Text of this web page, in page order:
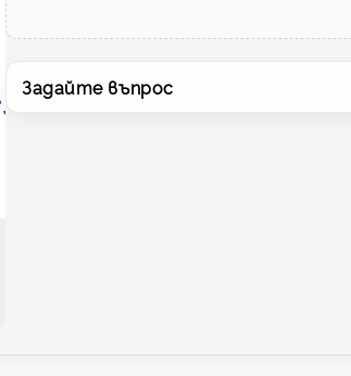
Задайте въпрос